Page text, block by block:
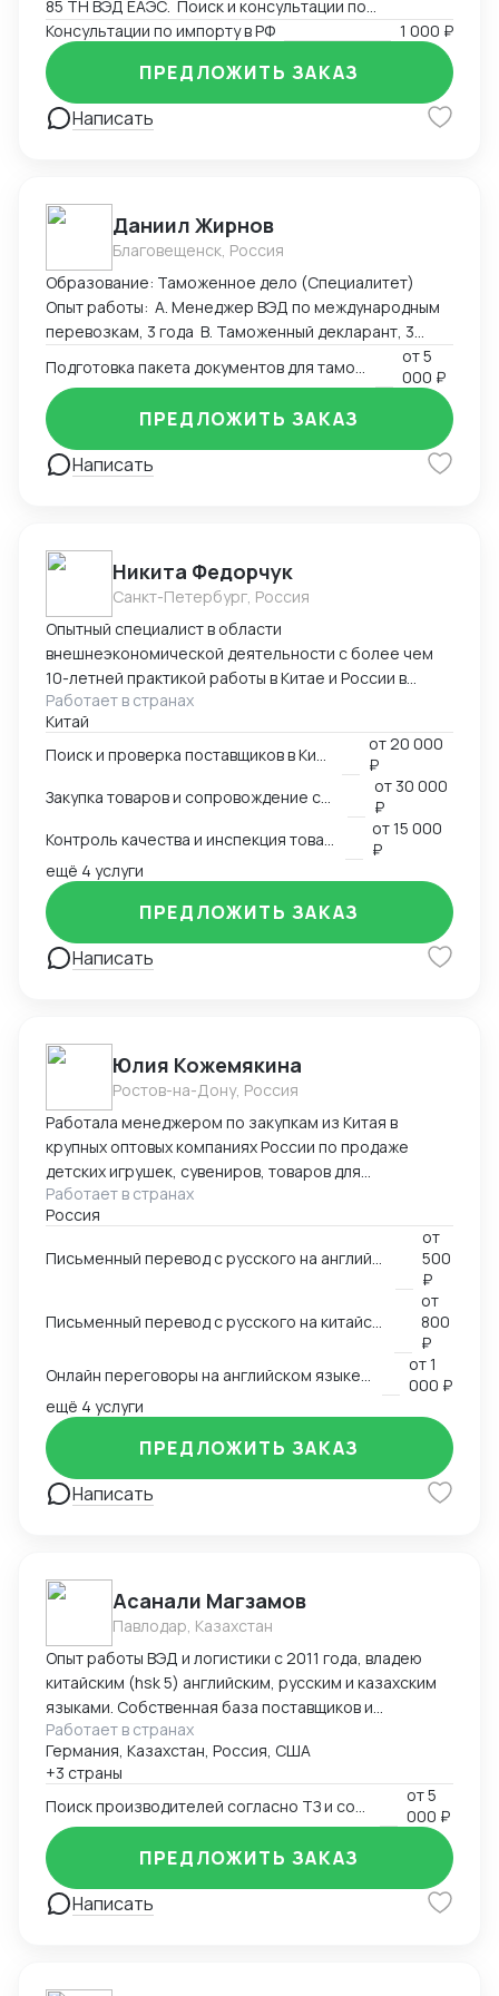
85 ТН ВЭД ЕАЭС. Поиск и консультации по
разрешительным документам, необходимым для
экспорта или импорта на территорию РФ.
Консультации по импорту в РФ 1 000 ₽
Написать
ПРЕДЛОЖИТЬ ЗАКАЗ
Даниил Жирнов
Благовещенск, Россия
Образование: Таможенное дело (Специалитет)
Опыт работы: А. Менеджер ВЭД по международным
перевозкам, 3 года B. Таможенный декларант, 3
от5
000 ₽
Написать
ПРЕДЛОЖИТЬ ЗАКАЗ
Никита Федорчук
Санкт-Петербург, Россия
Опытный специалист в области
внешнеэкономической деятельности с более чем
10-летней практикой работы в Китае и России в
сфере ВЭД. Знаю китайский и английский языки на
профессиональном уровне, имею глубокую
экспертизу в закупках, логистике и международных
расчетах. Организую полный цикл работы с Китаем:
поиск и проверка поставщиков, переговоры,
сопровождение контрактов, контроль качества
продукции, доставка и оплата поставщикам.
Ключевые компетенции Поиск и проверка надежных
поставщиков в Китае Ведение переговоров на
китайском и английском языках Организация
закупок и международной логистики «под ключ»
Международные платежи и финансовое
Работает в странах
Китай
от20 000
₽
от 30 000
₽
от15 000
₽
ещё 4 услуги
Написать
ПРЕДЛОЖИТЬ ЗАКАЗ
Юлия Кожемякина
Ростов-на-Дону, Россия
Работала менеджером по закупкам из Китая в
крупных оптовых компаниях России по продаже
детских игрушек, сувениров, товаров для
праздников,подарочной упаковки, садовой мебели и
других категорий более 8 лет. Знаю все стадии
сравнение, отбор выгодных условий -проведение
переговоров с поставщиками (английский язык B2,
китайский язык B1), -работа с дизайнерами по
заказа в Китае (оформление контракта, приложения
на оплату), -доставка и проверка образов из Китая,
-инспекции (онлайн и оффлайн), -организация
доставки товара из Китая (карго и "в белую"),
-оформление таможенных документов (инвойс,
упаковочный,спецификация), -планирование
поставщиками), -сопровождение в командировках в
качестве переводчика
Работает в странах
Россия
Письменный перевод с русского на английский язык и наоборот на любую заданную тему
от
500
₽
Письменный перевод с русского на китайский язык и наоборот на любую заданную тему
от
800
₽
от1
000 ₽
ещё 4 услуги
Написать
ПРЕДЛОЖИТЬ ЗАКАЗ
Асанали Магзамов
Павлодар, Казахстан
Опыт работы ВЭД и логистики с 2011 года, владею
китайским (hsk 5) английским, русским и казахским
языками. Собственная база поставщиков и
инспекторов для контроля качества. Опыт ведения
переговоров для получения оптимальных условий.
Работает в странах
Германия, Казахстан, Россия, США
+3 страны
от5
000 ₽
Написать
ПРЕДЛОЖИТЬ ЗАКАЗ